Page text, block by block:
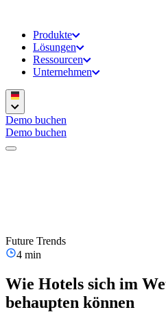
Produkte
Lösungen
Ressourcen
Unternehmen
Demo buchen
Demo buchen
Future Trends
4 min
Wie Hotels sich im
behaupten können